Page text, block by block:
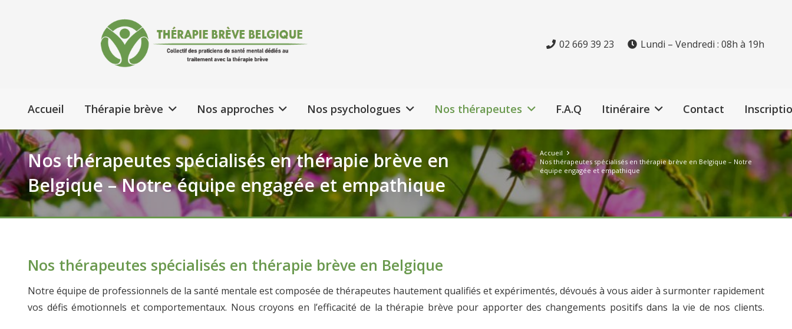
02 669 39 23 Lundi – Vendredi : 08h à 19h
Accueil Thérapie brève Nos approches Nos psychologues Nos thérapeutes F.A.Q Itinéraire Contact
Nos thérapeutes spécialisés en thérapie brève en
Belgique – Notre équipe engagée et empathique
Accueil
Nos thérapeutes spécialisés en thérapie brève en Belgique – Notre
équipe engagée et empathique
Nos thérapeutes spécialisés en thérapie brève en Belgique
Notre équipe de professionnels de la santé mentale est composée de thérapeutes hautement qualifiés et expérimentés, dévoués à vous aider à surmonter rapidement
vos défis émotionnels et comportementaux. Nous croyons en l’efficacité de la thérapie brève pour apporter des changements positifs dans la vie de nos clients.